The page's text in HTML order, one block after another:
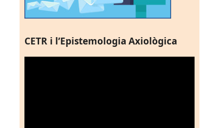
CETR i l’Epistemologia Axiològica